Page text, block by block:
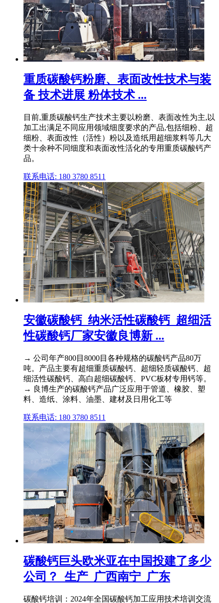
重质碳酸钙粉磨、表面改性技术与装
备 技术进展 粉体技术 ...
目前,重质碳酸钙生产技术主要以粉磨、表面改性为主,以
加工出满足不同应用领域细度要求的产品,包括细粉、超
细粉、表面改性（活性）粉以及造纸用超细浆料等几大
类十余种不同细度和表面改性活化的专用重质碳酸钙产
品。
联系电话: 180 3780 8511
安徽碳酸钙_纳米活性碳酸钙_超细活
性碳酸钙厂家安徽良博新 ...
→ 公司年产800目8000目各种规格的碳酸钙产品80万
吨。产品主要有超细重质碳酸钙、超细轻质碳酸钙、超
细活性碳酸钙、高白超细碳酸钙、PVC板材专用钙等。
→ 良博生产的碳酸钙产品广泛应用于管道、橡胶、塑
料、造纸、涂料、油墨、建材及日用化工等
联系电话: 180 3780 8511
碳酸钙巨头欧米亚在中国投建了多少
公司？_生产_广西南宁_广东
碳酸钙培训：2024年全国碳酸钙加工应用技术培训交流